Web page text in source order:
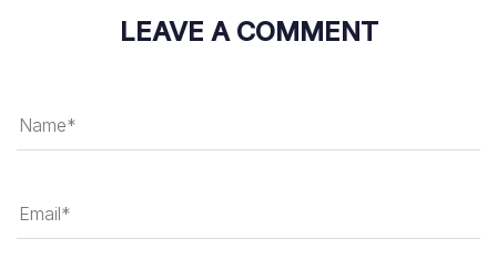
LEAVE A COMMENT